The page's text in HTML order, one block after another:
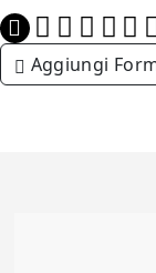
Aggiungi